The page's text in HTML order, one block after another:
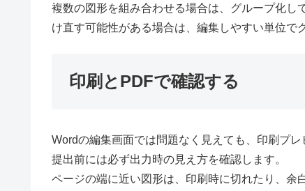
複数の図形を組み合わせる場合は、グループ化
け直す可能性がある場合は、編集しやすい単位で
印刷とPDFで確認する
Wordの編集画面では問題なく見えても、印刷プ
提出前には必ず出力時の見え方を確認します。
ページの端に近い図形は、印刷時に切れたり、余